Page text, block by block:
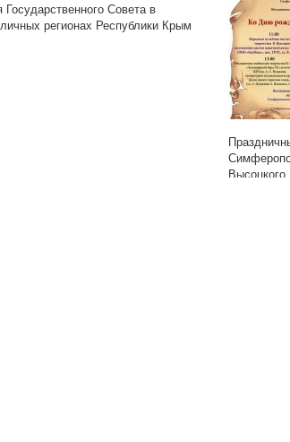
Государственного Совета в
регионах Республики Крым
Высоцкого